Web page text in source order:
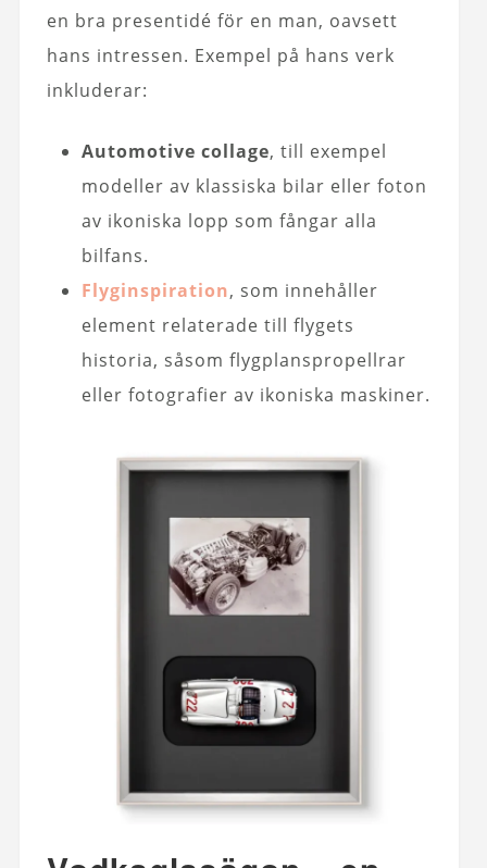
en bra presentidé för en man, oavsett
hans intressen. Exempel på hans verk
inkluderar:
Automotive collage, till exempel
modeller av klassiska bilar eller foton
av ikoniska lopp som fångar alla
bilfans.
Flyginspiration, som innehåller
element relaterade till flygets
historia, såsom flygplanspropellrar
eller fotografier av ikoniska maskiner.